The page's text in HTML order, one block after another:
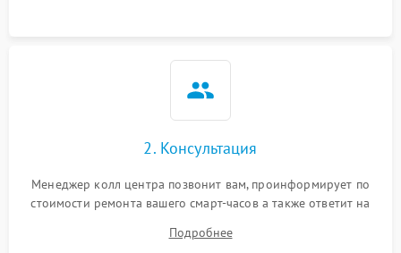
2. Консультация
Менеджер колл центра позвонит вам, проинформирует по
стоимости ремонта вашего смарт-часов а также ответит на
Подробнее